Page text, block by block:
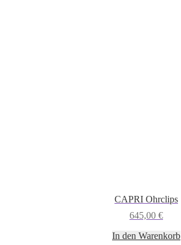
CAPRI Ohrclips
645,00 €
In den Warenkorb